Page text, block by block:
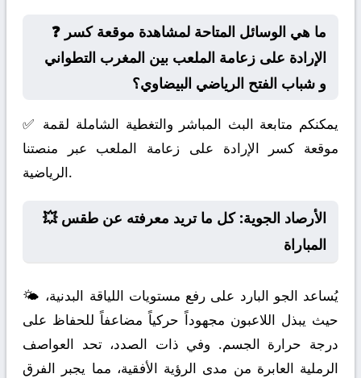
❓ ما هي الوسائل المتاحة لمشاهدة موقعة كسر
الإرادة على زعامة الملعب بين المغرب التطواني
و شباب الفتح الرياضي البيضاوي؟
✅ يمكنكم متابعة البث المباشر والتغطية الشاملة لقمة
موقعة كسر الإرادة على زعامة الملعب عبر منصتنا
الرياضية.
💥 الأرصاد الجوية: كل ما تريد معرفته عن طقس
المباراة
🌤️ يُساعد الجو البارد على رفع مستويات اللياقة البدنية،
حيث يبذل اللاعبون مجهوداً حركياً مضاعفاً للحفاظ على
درجة حرارة الجسم. وفي ذات الصدد، تحد العواصف
الرملية العابرة من مدى الرؤية الأفقية، مما يجبر الفرق